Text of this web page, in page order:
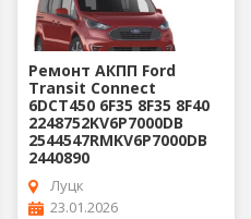
Ремонт АКПП Ford
Transit Connect
6DCT450 6F35 8F35 8F40
2248752KV6P7000DB
2544547RMKV6P7000DB
2440890
Луцк
23.01.2026